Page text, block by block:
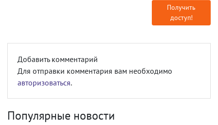
Получить
доступ!
Добавить комментарий
Для отправки комментария вам необходимо
авторизоваться.
Популярные новости